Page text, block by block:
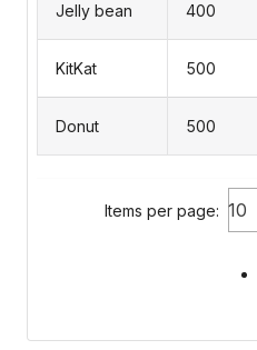
Jelly bean 400
KitKat 500
Donut 500
Items per page: 10